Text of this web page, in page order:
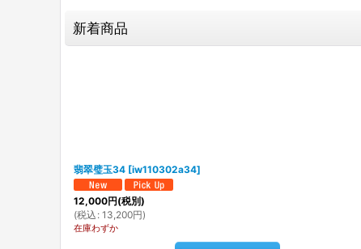
新着商品
翡翠璧玉34 [iw110302a34]
12,000円(税別)
(税込 : 13,200円)
在庫わずか